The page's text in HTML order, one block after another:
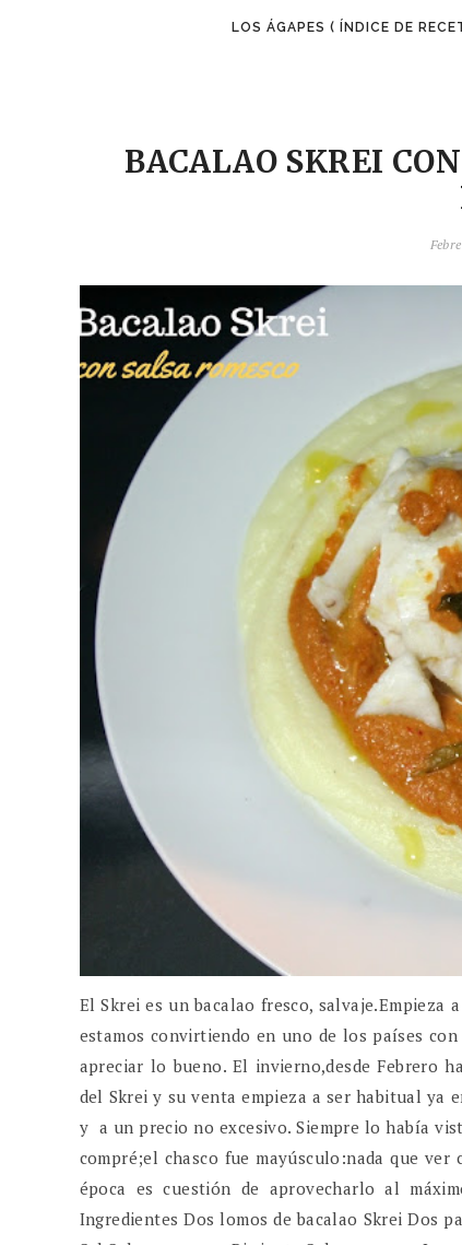
LOS ÁGAPES ( ÍNDICE DE
BACALAO SKREI
El Skrei es un bacalao fresco, salvaje.Empieza
estamos convirtiendo en uno de los países
apreciar lo bueno. El invierno,desde Febrero
del Skrei y su venta empieza a ser habitual ya
y a un precio no excesivo. Siempre lo había
compré;el chasco fue mayúsculo:nada que
época es cuestión de aprovecharlo al
Ingredientes Dos lomos de bacalao Skrei Dos